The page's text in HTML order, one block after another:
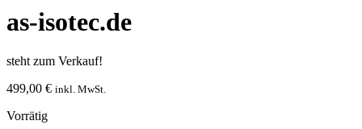
as-isotec.de
steht zum Verkauf!
499,00 € inkl. MwSt.
Vorrätig